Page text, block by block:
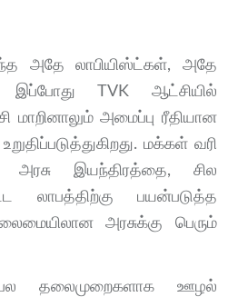
அதே லாபியிஸ்ட்கள், அதே
இப்போது TVK ஆட்சியில்
அமைப்பு ரீதியான
மக்கள் வரி
அரசு இயந்திரத்தை, சில
லாபத்திற்கு பயன்படுத்த
அரசுக்கு பெரும்
தலைமுறைகளாக ஊழல்